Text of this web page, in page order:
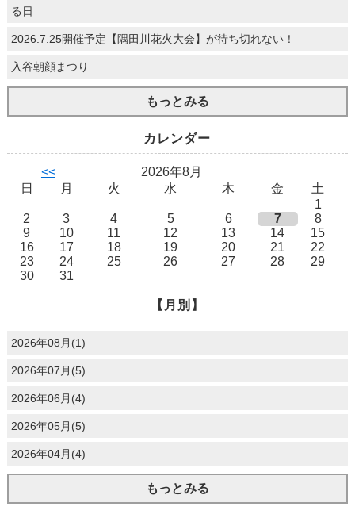
る日
2026.7.25開催予定【隅田川花火大会】が待ち切れない！
入谷朝顔まつり
もっとみる
カレンダー
<<
2026年8月
日
月 火 水 木 金
土
1
2
3 4 5 6 7
8
9
10 11 12 13 14
15
16
17 18 19 20 21
22
23
24 25 26 27 28
29
30
31
【月別】
2026年08月(1)
2026年07月(5)
2026年06月(4)
2026年05月(5)
2026年04月(4)
もっとみる